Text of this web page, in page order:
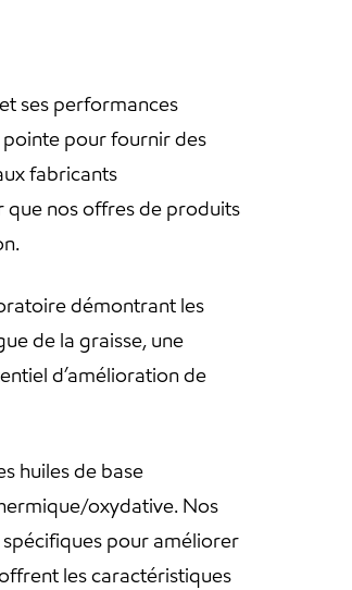
ses performances
pointe pour fournir des
fabricants
que nos offres de produits
démontrant les
de la graisse, une
d’amélioration de
huiles de base
oxydative. Nos
pour améliorer
les caractéristiques